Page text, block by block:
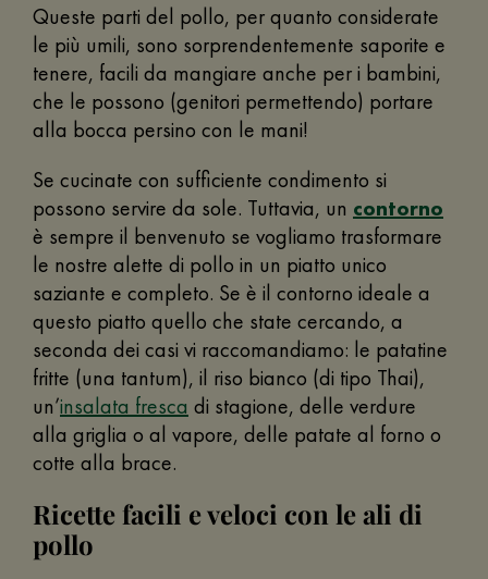
Queste parti del pollo, per quanto considerate
le più umili, sono sorprendentemente saporite e
tenere, facili da mangiare anche per i bambini,
che le possono (genitori permettendo) portare
alla bocca persino con le mani!
Se cucinate con sufficiente condimento si
possono servire da sole. Tuttavia, un contorno
è sempre il benvenuto se vogliamo trasformare
le nostre alette di pollo in un piatto unico
saziante e completo. Se è il contorno ideale a
questo piatto quello che state cercando, a
seconda dei casi vi raccomandiamo: le patatine
fritte (una tantum), il riso bianco (di tipo Thai),
un’insalata fresca di stagione, delle verdure
alla griglia o al vapore, delle patate al forno o
cotte alla brace.
Ricette facili e veloci con le ali di
pollo